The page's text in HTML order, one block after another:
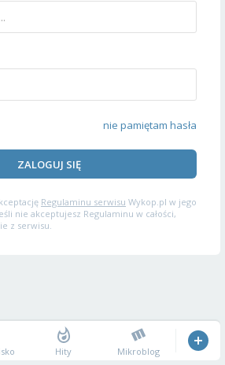
nie pamiętam hasła
ZALOGUJ SIĘ
Regulaminu serwisu Wykop.pl w jego
nie akceptujesz Regulaminu w całości,
z serwisu.
Hity Mikroblog